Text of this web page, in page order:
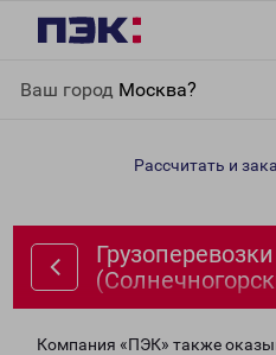
Ваш город Москва?
(Солнечногорский р-н)
Рассчитать и
Компания «ПЭК» также